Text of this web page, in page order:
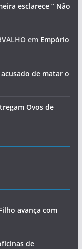
esclarece ” Não
em Empório
de matar o
Ovos de
avança com
de